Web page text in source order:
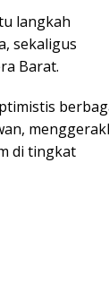
langkah
sekaligus
Barat.
di tingkat